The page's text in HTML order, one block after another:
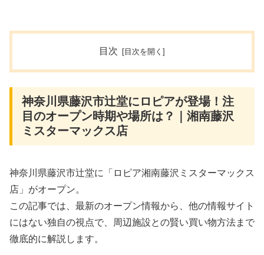
目次
神奈川県藤沢市辻堂にロピアが登場！注
目のオープン時期や場所は？｜湘南藤沢
ミスターマックス店
神奈川県藤沢市辻堂に「ロピア湘南藤沢ミスターマックス
店」がオープン。
この記事では、最新のオープン情報から、他の情報サイト
にはない独自の視点で、周辺施設との賢い買い物方法まで
徹底的に解説します。